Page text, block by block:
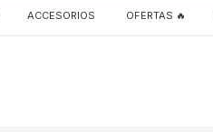
ACCESORIOS OFERTAS 🔥